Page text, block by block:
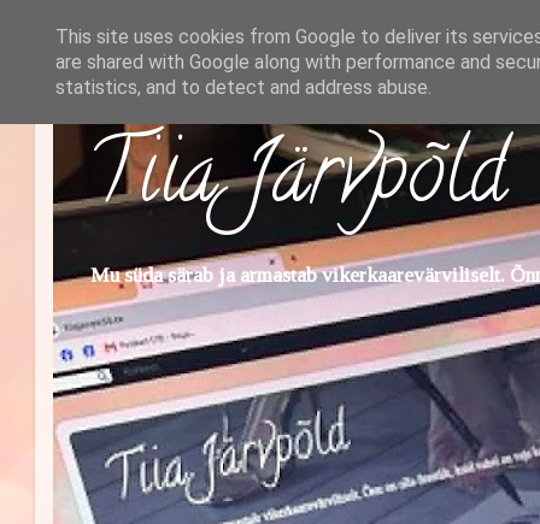
Tiia Järvpõld
Mu süda särab ja armastab vikerkaarevärviliselt.
This site uses cookies from Google to deliver its
are shared with Google along with performance and
statistics, and to detect and address abuse.